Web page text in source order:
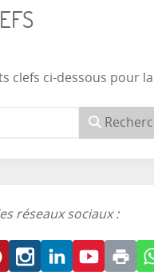
clefs ci-dessous pour
réseaux sociaux :